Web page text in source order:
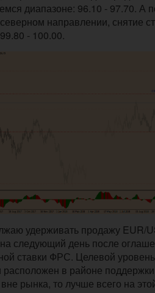
диапазоне: 96.10 - 97.70. А
направлении, снятие
- 100.00.
удерживать продажу EUR/
следующий день после
ставки ФРС. Целевой
в районе
рынка, то лучше всего на